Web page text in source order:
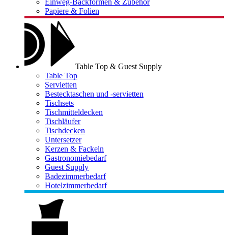
Einweg-Backformen & Zubehör
Papiere & Folien
Table Top & Guest Supply
Table Top
Servietten
Bestecktaschen und -servietten
Tischsets
Tischmitteldecken
Tischläufer
Tischdecken
Untersetzer
Kerzen & Fackeln
Gastronomiebedarf
Guest Supply
Badezimmerbedarf
Hotelzimmerbedarf